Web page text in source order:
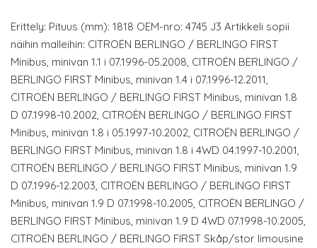
Erittely: Pituus (mm): 1818 OEM-nro: 4745 J3 Artikkeli sopii
näihin malleihin: CITROËN BERLINGO / BERLINGO FIRST
Minibus, minivan 1.1 i 07.1996-05.2008, CITROËN BERLINGO /
BERLINGO FIRST Minibus, minivan 1.4 i 07.1996-12.2011,
CITROËN BERLINGO / BERLINGO FIRST Minibus, minivan 1.8
D 07.1998-10.2002, CITROËN BERLINGO / BERLINGO FIRST
Minibus, minivan 1.8 i 05.1997-10.2002, CITROËN BERLINGO /
BERLINGO FIRST Minibus, minivan 1.8 i 4WD 04.1997-10.2001,
CITROËN BERLINGO / BERLINGO FIRST Minibus, minivan 1.9
D 07.1996-12.2003, CITROËN BERLINGO / BERLINGO FIRST
Minibus, minivan 1.9 D 07.1998-10.2005, CITROËN BERLINGO /
BERLINGO FIRST Minibus, minivan 1.9 D 4WD 07.1998-10.2005,
CITROËN BERLINGO / BERLINGO FIRST Skåp/stor limousine